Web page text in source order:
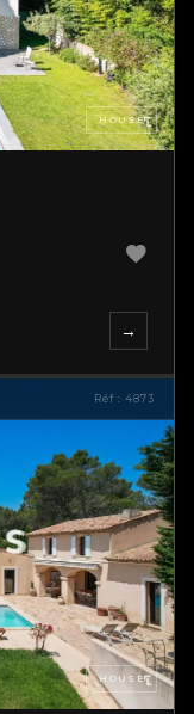
HOUSE
→
Réf : 4873
HOUSE